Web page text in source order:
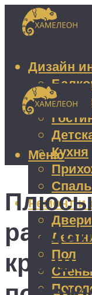
Дизайн
Кухня
Ремонт и
Двери
Пол
Стены
Меню
Плюсы